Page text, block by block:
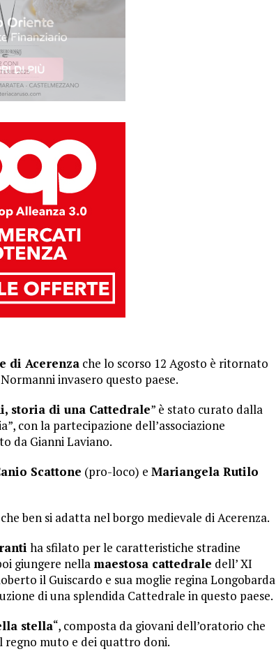
di Acerenza che lo scorso 12 Agosto è ritornato
invasero questo paese.
storia di una Cattedrale” è stato curato dalla
con la partecipazione dell’associazione
da Gianni Laviano.
Scattone (pro-loco) e Mariangela Rutilo
ben si adatta nel borgo medievale di Acerenza.
ha sfilato per le caratteristiche stradine
giungere nella maestosa cattedrale dell’ XI
il Guiscardo e sua moglie regina Longobarda
di una splendida Cattedrale in questo paese.
stella“, composta da giovani dell’oratorio che
regno muto e dei quattro doni.